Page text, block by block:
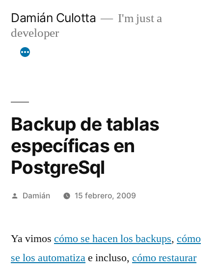
contenido
Damián Culotta
I'm just a
developer
Backup de tablas
específicas en
PostgreSql
Publicado
Damián 15 febrero, 2009
Ya vimos cómo se hacen los backups, cómo
se los automatizae incluso, cómo restaurar